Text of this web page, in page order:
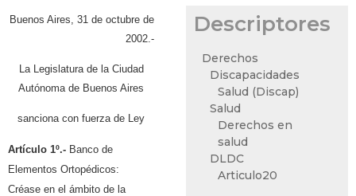
Buenos Aires, 31 de octubre de
2002.-
La Legislatura de la Ciudad
Autónoma de Buenos Aires
sanciona con fuerza de Ley
Artículo 1º.- Banco de
Elementos Ortopédicos:
Créase en el ámbito de la
Descriptores
Derechos
Discapacidades
Salud (Discap)
Salud
Derechos en
salud
DLDC
Articulo20